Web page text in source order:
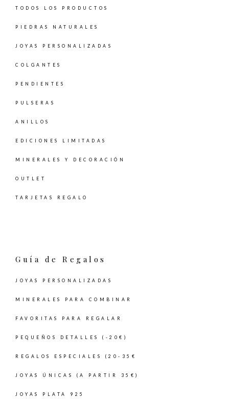
TODOS LOS PRODUCTOS
PIEDRAS NATURALES
JOYAS PERSONALIZADAS
COLGANTES
PENDIENTES
PULSERAS
ANILLOS
EDICIONES LIMITADAS
MINERALES Y DECORACIÓN
OUTLET
TARJETAS REGALO
Guía de Regalos
JOYAS PERSONALIZADAS
MINERALES PARA COMBINAR
FAVORITAS PARA REGALAR
PEQUEÑOS DETALLES (-20€)
REGALOS ESPECIALES (20-35€
JOYAS ÚNICAS (A PARTIR 35€)
JOYAS PLATA 925